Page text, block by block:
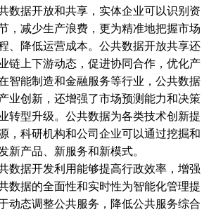
数据开放和共享，实体企业可以识别资
，减少生产浪费，更为精准地把握市场
、降低运营成本。公共数据开放共享还
链上下游动态，促进协同合作，优化产
智能制造和金融服务等行业，公共数据
业创新，还增强了市场预测能力和决策
转型升级。公共数据为各类技术创新提
，科研机构和公司企业可以通过挖掘和
新产品、新服务和新模式。
据开发利用能够提高行政效率，增强
数据的全面性和实时性为智能化管理提
动态调整公共服务，降低公共服务综合